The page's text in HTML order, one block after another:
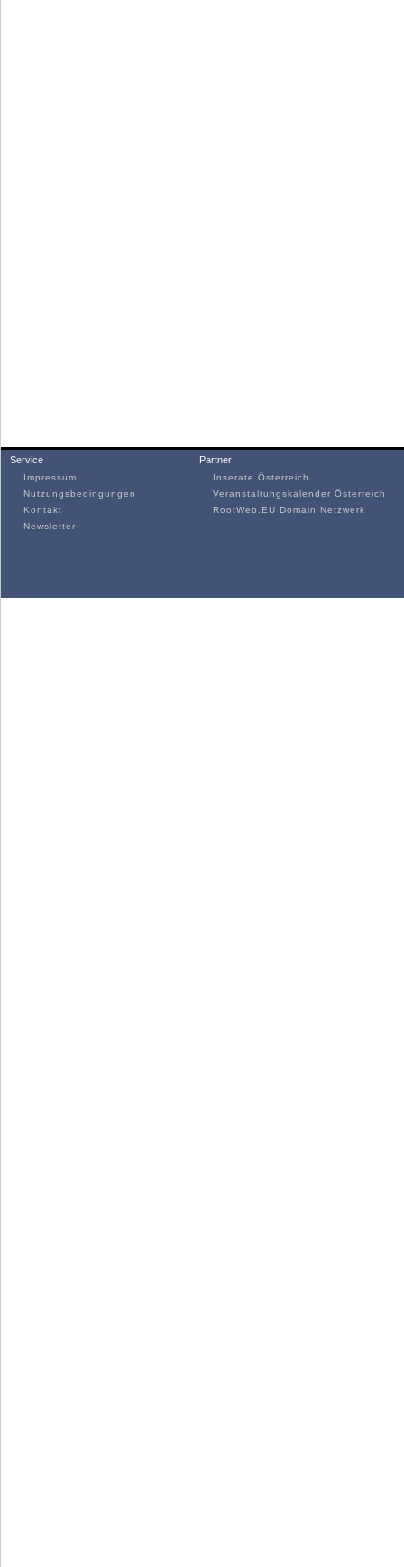
Service
Impressum
Nutzungsbedingungen
Kontakt
Newsletter
Partner
Inserate Österreich
Veranstaltungskalender Österreich
RootWeb.EU Domain Netzwerk